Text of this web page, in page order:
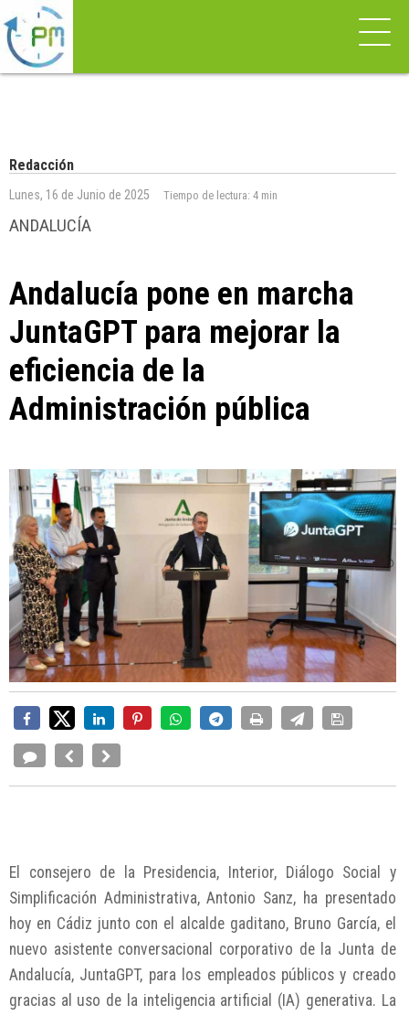
Redacción
Lunes, 16 de Junio de 2025 Tiempo de lectura: 4 min
ANDALUCÍA
Andalucía pone en marcha
JuntaGPT para mejorar la
eficiencia de la
Administración pública
El consejero de la Presidencia, Interior, Diálogo Social y
Simplificación Administrativa, Antonio Sanz, ha presentado
hoy en Cádiz junto con el alcalde gaditano, Bruno García, el
nuevo asistente conversacional corporativo de la Junta de
Andalucía, JuntaGPT, para los empleados públicos y creado
gracias al uso de la inteligencia artificial (IA) generativa. La